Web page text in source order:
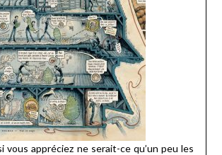
vous appréciez ne serait-ce qu’un peu les